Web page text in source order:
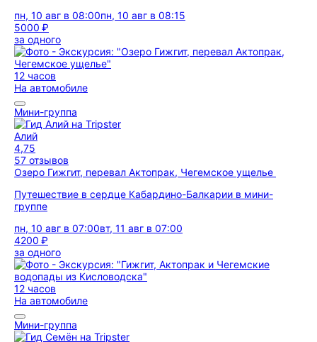
пн, 10 авг в 08:00пн, 10 авг в 08:15
5000 ₽
за одного
12 часов
На автомобиле
Мини-группа
Алий
4,75
57 отзывов
Озеро Гижгит, перевал Актопрак, Чегемское ущелье
Путешествие в сердце Кабардино-Балкарии в мини-
группе
пн, 10 авг в 07:00вт, 11 авг в 07:00
4200 ₽
за одного
12 часов
На автомобиле
Мини-группа